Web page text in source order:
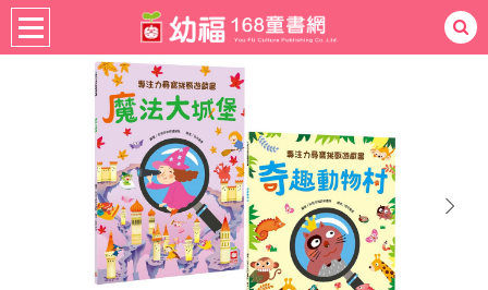
熱門：
手指按按拼圖練習本積木黏土
3D立體書繪本讀本
書籍分齡 適用年齡 4-6歲
next